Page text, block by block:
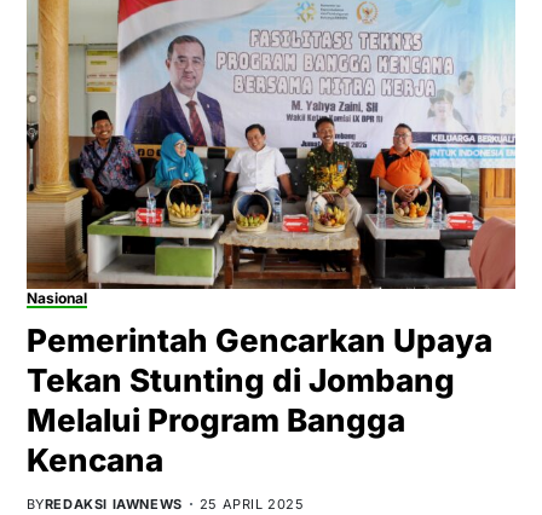
Nasional
Pemerintah Gencarkan Upaya
Tekan Stunting di Jombang
Melalui Program Bangga
Kencana
BYREDAKSI IAWNEWS 25 APRIL 2025